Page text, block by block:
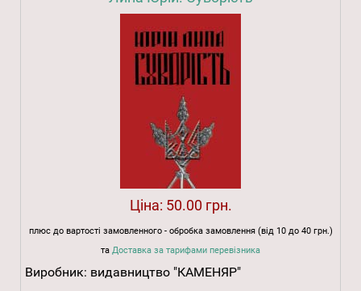
Ціна: 50.00 грн.
плюс до вартості замовленного - обробка замовлення (від 10 до 40 грн.)
та Доставка за тарифами перевізника
Виробник: видавництво "КАМЕНЯР"